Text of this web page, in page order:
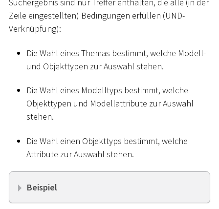
Zeile eingestellten) Bedingungen erfüllen (UND-
Verknüpfung):
Die Wahl eines Themas bestimmt, welche Modell-
und Objekttypen zur Auswahl stehen.
Die Wahl eines Modelltyps bestimmt, welche
Objekttypen und Modellattribute zur Auswahl
stehen.
Die Wahl einen Objekttyps bestimmt, welche
Attribute zur Auswahl stehen.
Beispiel